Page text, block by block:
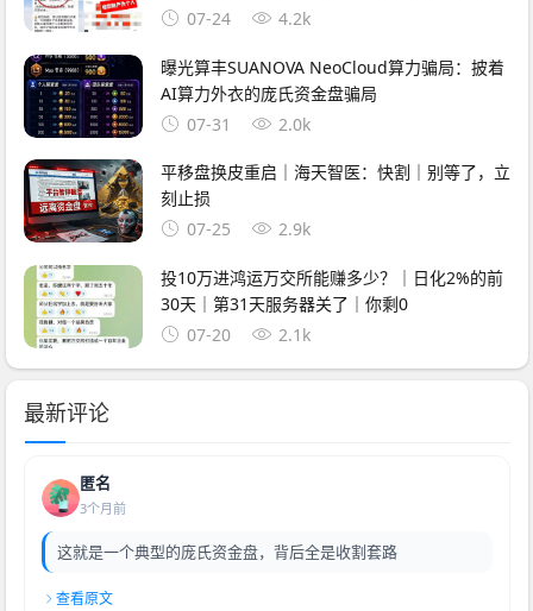
的回报07-24 4.2k
曝光算丰SUANOVA NeoCloud算力骗局：披着
AI算力外衣的庞氏资金盘骗局
07-31
2.0k
平移盘换皮重启｜海天智医：快割｜别等了，立
刻止损
07-25
2.9k
投10万进鸿运万交所能赚多少？｜日化2%的前
30天｜第31天服务器关了｜你剩0
07-20
2.1k
最新评论
匿名
3个月前
这就是一个典型的庞氏资金盘，背后全是收割套路
查看原文